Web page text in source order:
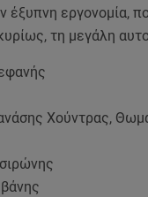
έξυπνη εργονομία,
τη μεγάλη
Χούντρας,